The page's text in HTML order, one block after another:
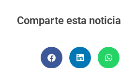
Comparte esta noticia